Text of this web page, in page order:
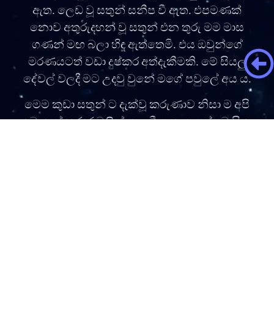
ඇත. ලෙඩ වූ සතුන් සනීප වී ඇත. එපමණක්
නොව අතුරුදහන් වූ සතුන් එන තුරු මම මාස
ගණන් මඟ බලා හිඳ ඇත්තෙමි. එය ඔවුන්ගේ
මරණයටත් වඩා දුෂ්කර අත්දැකීමකි. මේ සියලු
දේවල් වලදී මට උදවු වුනේ මගේ පවුලේ අය ය.
මෙම කුඩා සතුන් ට දැක්වූ කරුණාව නිසා ම අපි
බොහෝ කරදර වලින් ගැලවී ඇත. ආපස්සට සිතා